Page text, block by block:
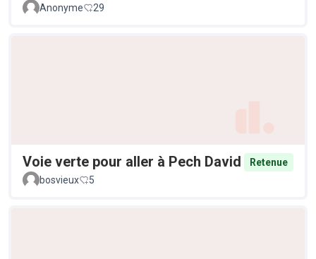
Anonyme 29
Voie verte pour aller à Pech David
Retenue
bosvieux
5